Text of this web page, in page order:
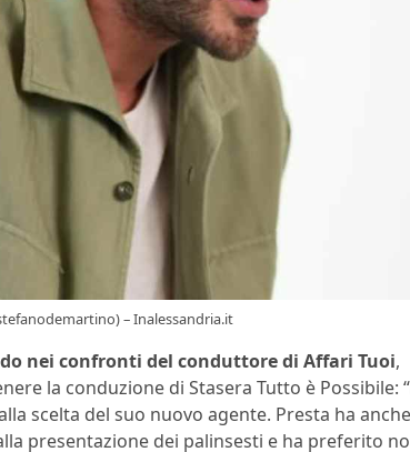
– Inalessandria.it
nei confronti del conduttore di Affari Tuoi,
la conduzione di Stasera Tutto è Possibile: “
scelta del suo nuovo agente. Presta ha anche
presentazione dei palinsesti e ha preferito